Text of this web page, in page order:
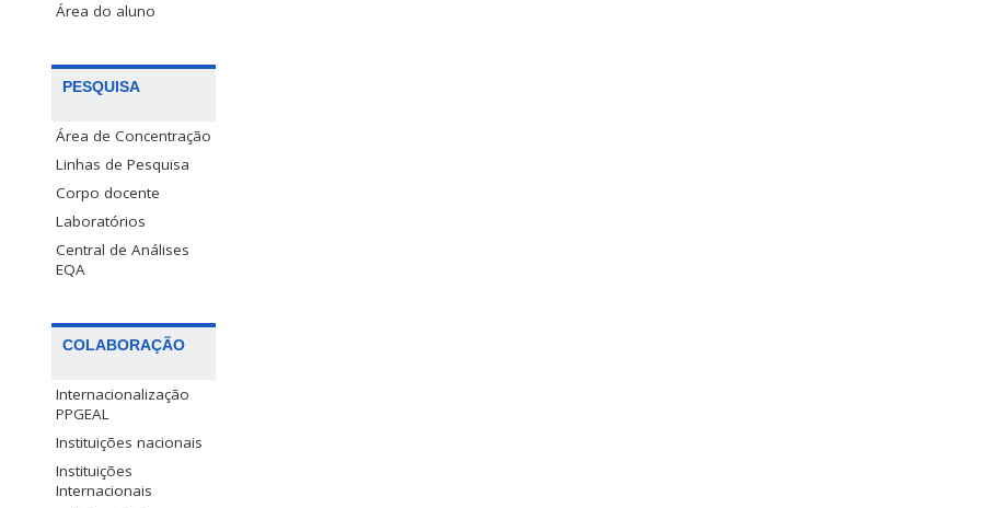
Área do aluno
PESQUISA
Área de Concentração
Linhas de Pesquisa
Corpo docente
Laboratórios
Central de Análises
EQA
COLABORAÇÃO
Internacionalização
PPGEAL
Instituições nacionais
Instituições
Internacionais